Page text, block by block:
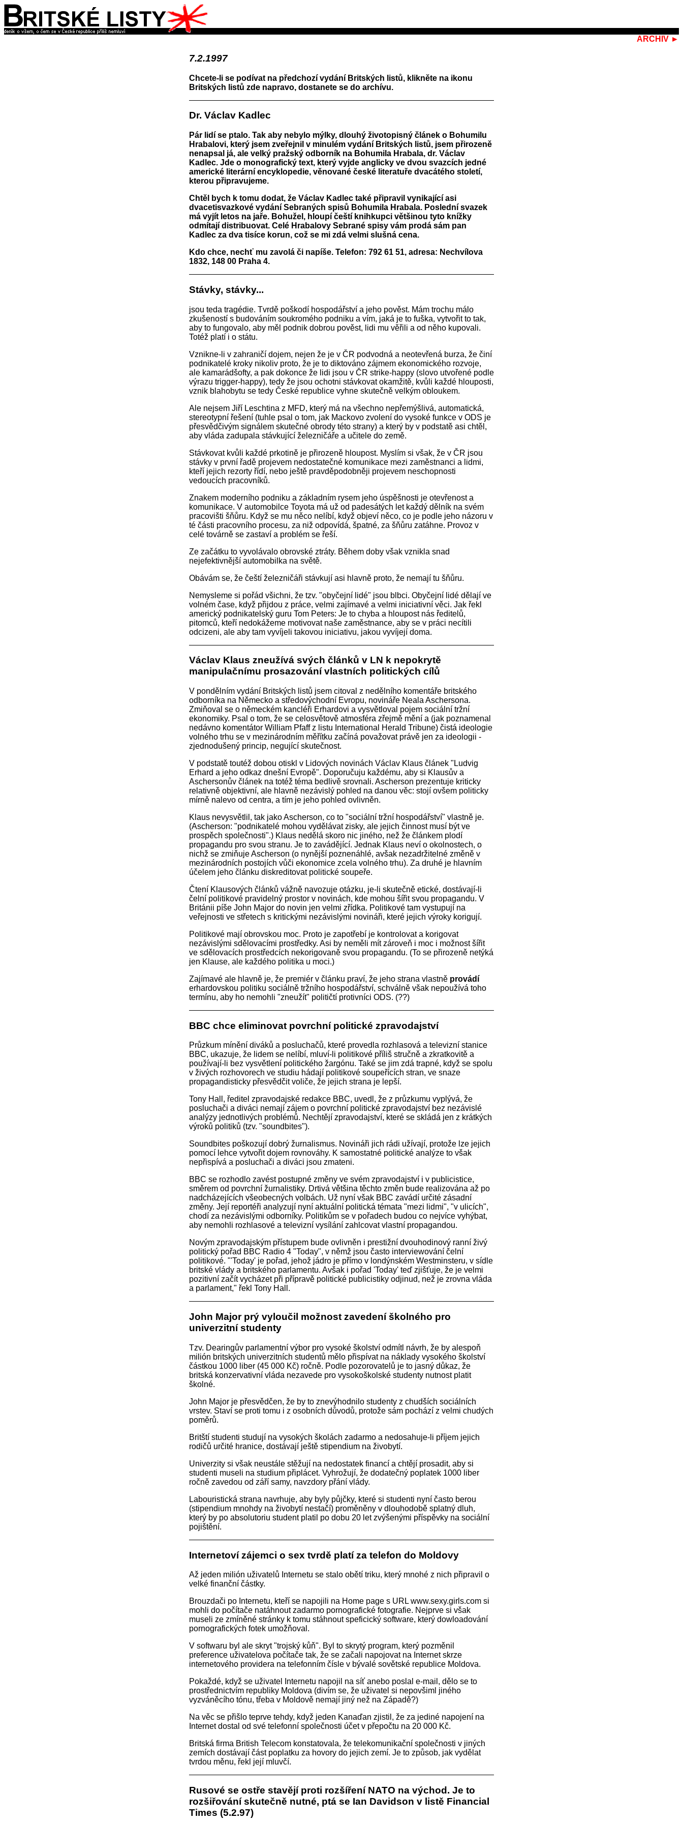
ARCHIV ►
7.2.1997
Chcete-li se podívat na předchozí vydání Britských listů, klikněte na ikonu
Britských listů zde napravo, dostanete se do archívu.
Dr. Václav Kadlec
Pár lidí se ptalo. Tak aby nebylo mýlky, dlouhý životopisný článek o Bohumilu
Hrabalovi, který jsem zveřejnil v minulém vydání Britských listů, jsem přirozeně
nenapsal já, ale velký pražský odborník na Bohumila Hrabala, dr. Václav
Kadlec. Jde o monografický text, který vyjde anglicky ve dvou svazcích jedné
americké literární encyklopedie, věnované české literatuře dvacátého století,
kterou připravujeme.
Chtěl bych k tomu dodat, že Václav Kadlec také připravil vynikající asi
dvacetisvazkové vydání Sebraných spisů Bohumila Hrabala. Poslední svazek
má vyjít letos na jaře. Bohužel, hloupí čeští knihkupci většinou tyto knížky
odmítají distribuovat. Celé Hrabalovy Sebrané spisy vám prodá sám pan
Kadlec za dva tisíce korun, což se mi zdá velmi slušná cena.
Kdo chce, nechť mu zavolá či napíše. Telefon: 792 61 51, adresa: Nechvílova
1832, 148 00 Praha 4.
Stávky, stávky...
jsou teda tragédie. Tvrdě poškodí hospodářství a jeho pověst. Mám trochu málo
zkušeností s budováním soukromého podniku a vím, jaká je to fuška, vytvořit to tak,
aby to fungovalo, aby měl podnik dobrou pověst, lidi mu věřili a od něho kupovali.
Totéž platí i o státu.
Vznikne-li v zahraničí dojem, nejen že je v ČR podvodná a neotevřená burza, že činí
podnikatelé kroky nikoliv proto, že je to diktováno zájmem ekonomického rozvoje,
ale kamarádšofty, a pak dokonce že lidi jsou v ČR strike-happy (slovo utvořené podle
výrazu trigger-happy), tedy že jsou ochotni stávkovat okamžitě, kvůli každé hlouposti,
vznik blahobytu se tedy České republice vyhne skutečně velkým obloukem.
Ale nejsem Jiří Leschtina z MFD, který má na všechno nepřemýšlivá, automatická,
stereotypní řešení (tuhle psal o tom, jak Mackovo zvolení do vysoké funkce v ODS je
přesvědčivým signálem skutečné obrody této strany) a který by v podstatě asi chtěl,
aby vláda zadupala stávkující železničáře a učitele do země.
Stávkovat kvůli každé prkotině je přirozeně hloupost. Myslím si však, že v ČR jsou
stávky v první řadě projevem nedostatečné komunikace mezi zaměstnanci a lidmi,
kteří jejich rezorty řídí, nebo ještě pravděpodobněji projevem neschopnosti
vedoucích pracovníků.
Znakem moderního podniku a základním rysem jeho úspěšnosti je otevřenost a
komunikace. V automobilce Toyota má už od padesátých let každý dělník na svém
pracovišti šňůru. Když se mu něco nelíbí, když objeví něco, co je podle jeho názoru v
té části pracovního procesu, za niž odpovídá, špatné, za šňůru zatáhne. Provoz v
celé továrně se zastaví a problém se řeší.
Ze začátku to vyvolávalo obrovské ztráty. Během doby však vznikla snad
nejefektivnější automobilka na světě.
Obávám se, že čeští železničáři stávkují asi hlavně proto, že nemají tu šňůru.
Nemysleme si pořád všichni, že tzv. "obyčejní lidé" jsou blbci. Obyčejní lidé dělají ve
volném čase, když přijdou z práce, velmi zajímavé a velmi iniciativní věci. Jak řekl
americký podnikatelský guru Tom Peters: Je to chyba a hloupost nás ředitelů,
pitomců, kteří nedokážeme motivovat naše zaměstnance, aby se v práci necítili
odcizeni, ale aby tam vyvíjeli takovou iniciativu, jakou vyvíjejí doma.
Václav Klaus zneužívá svých článků v LN k nepokrytě
manipulačnímu prosazování vlastních politických cílů
V pondělním vydání Britských listů jsem citoval z nedělního komentáře britského
odborníka na Německo a středovýchodní Evropu, novináře Neala Aschersona.
Zmiňoval se o německém kancléři Erhardovi a vysvětloval pojem sociální tržní
ekonomiky. Psal o tom, že se celosvětově atmosféra zřejmě mění a (jak poznamenal
nedávno komentátor William Pfaff z listu International Herald Tribune) čistá ideologie
volného trhu se v mezinárodním měřítku začíná považovat právě jen za ideologii -
zjednodušený princip, negující skutečnost.
V podstatě toutéž dobou otiskl v Lidových novinách Václav Klaus článek "Ludvig
Erhard a jeho odkaz dnešní Evropě". Doporučuju každému, aby si Klausův a
Aschersonův článek na totéž téma bedlivě srovnali. Ascherson prezentuje kriticky
relativně objektivní, ale hlavně nezávislý pohled na danou věc: stojí ovšem politicky
mírně nalevo od centra, a tím je jeho pohled ovlivněn.
Klaus nevysvětlil, tak jako Ascherson, co to "sociální tržní hospodářství" vlastně je.
(Ascherson: "podnikatelé mohou vydělávat zisky, ale jejich činnost musí být ve
prospěch společnosti".) Klaus nedělá skoro nic jiného, než že článkem plodí
propagandu pro svou stranu. Je to zavádějící. Jednak Klaus neví o okolnostech, o
nichž se zmiňuje Ascherson (o nynější poznenáhlé, avšak nezadržitelné změně v
mezinárodních postojích vůči ekonomice zcela volného trhu). Za druhé je hlavním
účelem jeho článku diskreditovat politické soupeře.
Čtení Klausových článků vážně navozuje otázku, je-li skutečně etické, dostávají-li
čelní politikové pravidelný prostor v novinách, kde mohou šířit svou propagandu. V
Británii píše John Major do novin jen velmi zřídka. Politikové tam vystupují na
veřejnosti ve střetech s kritickými nezávislými novináři, které jejich výroky korigují.
Politikové mají obrovskou moc. Proto je zapotřebí je kontrolovat a korigovat
nezávislými sdělovacími prostředky. Asi by neměli mít zároveň i moc i možnost šířit
ve sdělovacích prostředcích nekorigovaně svou propagandu. (To se přirozeně netýká
jen Klause, ale každého politika u moci.)
Zajímavé ale hlavně je, že premiér v článku praví, že jeho strana vlastně provádí
erhardovskou politiku sociálně tržního hospodářství, schválně však nepoužívá toho
termínu, aby ho nemohli "zneužít" političtí protivníci ODS. (??)
BBC chce eliminovat povrchní politické zpravodajství
Průzkum mínění diváků a posluchačů, které provedla rozhlasová a televizní stanice
BBC, ukazuje, že lidem se nelíbí, mluví-li politikové příliš stručně a zkratkovitě a
používají-li bez vysvětlení politického žargónu. Také se jim zdá trapné, když se spolu
v živých rozhovorech ve studiu hádají politikové soupeřících stran, ve snaze
propagandisticky přesvědčit voliče, že jejich strana je lepší.
Tony Hall, ředitel zpravodajské redakce BBC, uvedl, že z průzkumu vyplývá, že
posluchači a diváci nemají zájem o povrchní politické zpravodajství bez nezávislé
analýzy jednotlivých problémů. Nechtějí zpravodajství, které se skládá jen z krátkých
výroků politiků (tzv. "soundbites").
Soundbites poškozují dobrý žurnalismus. Novináři jich rádi užívají, protože lze jejich
pomocí lehce vytvořit dojem rovnováhy. K samostatné politické analýze to však
nepřispívá a posluchači a diváci jsou zmateni.
BBC se rozhodlo zavést postupné změny ve svém zpravodajství i v publicistice,
směrem od povrchní žurnalistiky. Drtivá většina těchto změn bude realizována až po
nadcházejících všeobecných volbách. Už nyní však BBC zavádí určité zásadní
změny. Její reportéři analyzují nyní aktuální politická témata "mezi lidmi", "v ulicích",
chodí za nezávislými odborníky. Politikům se v pořadech budou co nejvíce vyhýbat,
aby nemohli rozhlasové a televizní vysílání zahlcovat vlastní propagandou.
Novým zpravodajským přístupem bude ovlivněn i prestižní dvouhodinový ranní živý
politický pořad BBC Radio 4 "Today", v němž jsou často interviewování čelní
politikové. "'Today' je pořad, jehož jádro je přímo v londýnském Westminsteru, v sídle
britské vlády a britského parlamentu. Avšak i pořad 'Today' teď zjišťuje, že je velmi
pozitivní začít vycházet při přípravě politické publicistiky odjinud, než je zrovna vláda
a parlament," řekl Tony Hall.
John Major prý vyloučil možnost zavedení školného pro
univerzitní studenty
Tzv. Dearingův parlamentní výbor pro vysoké školství odmítl návrh, že by alespoň
milión britských univerzitních studentů mělo přispívat na náklady vysokého školství
částkou 1000 liber (45 000 Kč) ročně. Podle pozorovatelů je to jasný důkaz, že
britská konzervativní vláda nezavede pro vysokoškolské studenty nutnost platit
školné.
John Major je přesvědčen, že by to znevýhodnilo studenty z chudších sociálních
vrstev. Staví se proti tomu i z osobních důvodů, protože sám pochází z velmi chudých
poměrů.
Britští studenti studují na vysokých školách zadarmo a nedosahuje-li příjem jejich
rodičů určité hranice, dostávají ještě stipendium na živobytí.
Univerzity si však neustále stěžují na nedostatek financí a chtějí prosadit, aby si
studenti museli na studium připlácet. Vyhrožují, že dodatečný poplatek 1000 liber
ročně zavedou od září samy, navzdory přání vlády.
Labouristická strana navrhuje, aby byly půjčky, které si studenti nyní často berou
(stipendium mnohdy na živobytí nestačí) proměněny v dlouhodobě splatný dluh,
který by po absolutoriu student platil po dobu 20 let zvýšenými příspěvky na sociální
pojištění.
Internetoví zájemci o sex tvrdě platí za telefon do Moldovy
Až jeden milión uživatelů Internetu se stalo obětí triku, který mnohé z nich připravil o
velké finanční částky.
Brouzdači po Internetu, kteří se napojili na Home page s URL www.sexy.girls.com si
mohli do počítače natáhnout zadarmo pornografické fotografie. Nejprve si však
museli ze zmíněné stránky k tomu stáhnout speficický software, který dowloadování
pornografických fotek umožňoval.
V softwaru byl ale skryt "trojský kůň". Byl to skrytý program, který pozměnil
preference uživatelova počítače tak, že se začali napojovat na Internet skrze
internetového providera na telefonním čísle v bývalé sovětské republice Moldova.
Pokaždé, když se uživatel Internetu napojil na síť anebo poslal e-mail, dělo se to
prostřednictvím republiky Moldova (divím se, že uživatel si nepovšiml jiného
vyzváněcího tónu, třeba v Moldově nemají jiný než na Západě?)
Na věc se přišlo teprve tehdy, když jeden Kanaďan zjistil, že za jediné napojení na
Internet dostal od své telefonní společnosti účet v přepočtu na 20 000 Kč.
Britská firma British Telecom konstatovala, že telekomunikační společnosti v jiných
zemích dostávají část poplatku za hovory do jejich zemí. Je to způsob, jak vydělat
tvrdou měnu, řekl její mluvčí.
Rusové se ostře stavějí proti rozšíření NATO na východ. Je to
rozšiřování skutečně nutné, ptá se Ian Davidson v listě Financial
Times (5.2.97)